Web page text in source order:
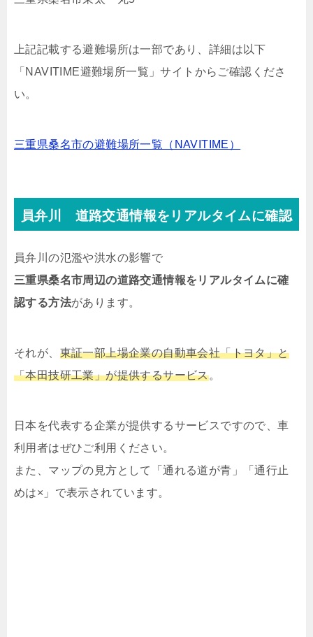
上記記載する避難場所は一部であり、詳細は以下
「NAVITIME避難場所一覧」サイトからご確認くださ
い。
三重県桑名市の避難場所一覧（NAVITIME）
員弁川 道路交通情報をリアルタイムに確認
員弁川の氾濫や洪水の影響で
三重県桑名市周辺の道路交通情報をリアルタイムに確
認する方法があります。
それが、 東証一部上場企業の自動車会社「トヨタ」と
「本田技研工業」が提供するサービス。
日本を代表する企業が提供するサービスですので、車
利用者はぜひご利用ください。
また、マップの見方として「通れる道が青」「通行止
めは×」で表示されています。